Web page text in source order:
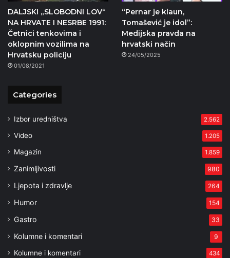
DALJSKI „SLOBODNI LOV“
NA HRVATE I NESRBE 1991:
Četnici tenkovima i
oklopnim vozilima na
Hrvatsku policiju
01/08/2021
“Pernar je klaun,
Tomašević je idol”:
Medijska pravda na
hrvatski način
24/05/2025
Categories
Izbor uredništva 2.562
Video 1.205
Magazin 1.859
Zanimljivosti 980
Ljepota i zdravlje 264
Humor 154
Gastro 33
Kolumne i komentari 9
Kolumne i komentari 434